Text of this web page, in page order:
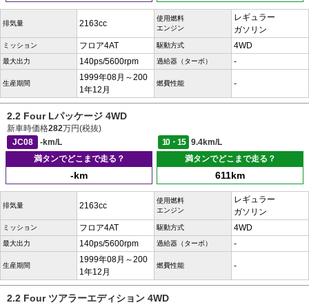
排気量 2163cc
使用燃料
エンジン
レギュラー
ガソリン
ミッション フロア4AT 駆動方式 4WD
最大出力 140ps/5600rpm 過給器（ターボ） -
生産期間
1999年08月～200
1年12月
燃費性能 -
2.2 Four Lパッケージ 4WD
新車時価格282万円(税抜)
JC08
-km/L 10・15
9.4km/L
満タンでどこまで走る？
-km
満タンでどこまで走る？
611km
排気量 2163cc
使用燃料
エンジン
レギュラー
ガソリン
ミッション フロア4AT 駆動方式 4WD
最大出力 140ps/5600rpm 過給器（ターボ） -
生産期間
1999年08月～200
1年12月
燃費性能 -
2.2 Four ツアラーエディション 4WD